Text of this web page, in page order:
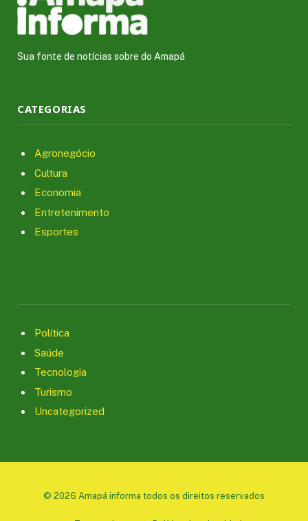
Sua fonte de notícias sobre do Amapá
CATEGORIAS
Agronegócio
Cultura
Economia
Entretenimento
Esportes
Política
Saúde
Tecnologia
Turismo
Uncategorized
© 2026 Amapá informa todos os direitos reservados